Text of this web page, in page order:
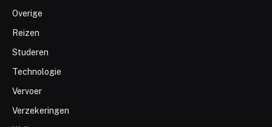
Overige
Reizen
Studeren
Technologie
Vervoer
Verzekeringen